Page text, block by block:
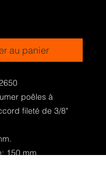
au panier
poêles à
fileté de 3/8"
150 mm.